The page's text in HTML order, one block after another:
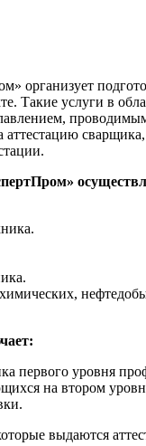
организует
Такие услуги в
аттестацию
первого уровня
на втором
выдаются